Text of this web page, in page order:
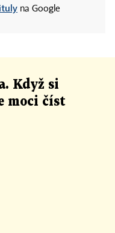
na Google
Když si
moci číst